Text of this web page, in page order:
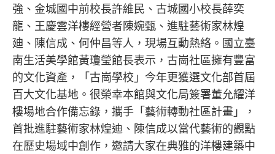
強、金城國中前校長許維民、古城國小校長薛奕
龍、王慶雲洋樓經營者陳婉甄、進駐藝術家林煌
廸、陳信成、何仲昌等人，現場互動熱絡。國立臺
南生活美學館黃瓊瑩館長表示，古崗社區擁有豐富
的文化資產，「古崗學校」今年更獲選文化部首屆
百大文化基地。很榮幸本館與文化局簽署董允耀洋
樓場地合作備忘錄，攜手「藝術轉動社區計畫」，
首批進駐藝術家林煌迪、陳信成以當代藝術的觀點
在歷史場域中創作，邀請大家在典雅的洋樓建築中